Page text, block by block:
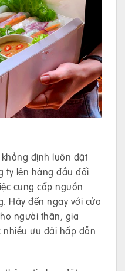
khẳng định luôn đặt
ty lên hàng đầu đối
cung cấp nguồn
Hãy đến ngay với cửa
người thân, gia
ưu đãi hấp dẫn